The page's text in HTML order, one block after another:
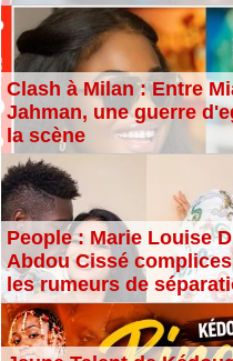
Clash à Milan : Entre
Jahman, une guerre
la scène
People : Marie Louise
Abdou Cissé
les rumeurs de